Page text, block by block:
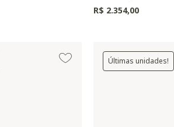
R$ 2.354,00
Últimas unidades!